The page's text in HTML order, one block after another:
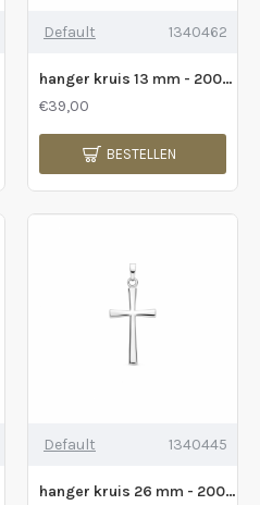
Default 1340462
hanger kruis 13 mm - 2009963
€39,00
BESTELLEN
Default 1340445
hanger kruis 26 mm - 2009962